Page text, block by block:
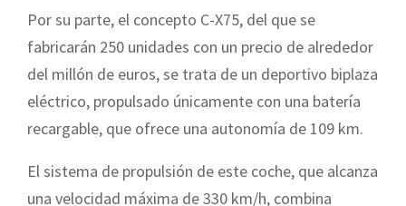
Por su parte, el concepto C-X75, del que se
fabricarán 250 unidades con un precio de alrededor
del millón de euros, se trata de un deportivo biplaza
eléctrico, propulsado únicamente con una batería
recargable, que ofrece una autonomía de 109 km.
El sistema de propulsión de este coche, que alcanza
una velocidad máxima de 330 km/h, combina